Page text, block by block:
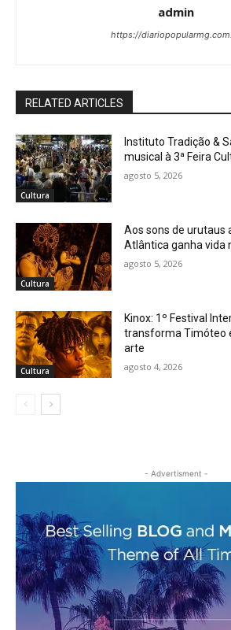
admin
https://
RELATED ARTICLES
Cultura
Instituto Tradição &
musical à 3ª Feira
agosto 5, 2026
Cultura
Aos sons de urutaus
Atlântica ganha vida
agosto 5, 2026
Cultura
Kinox: 1º Festival
transforma Timóteo
arte
agosto 4, 2026
- Advertisment -